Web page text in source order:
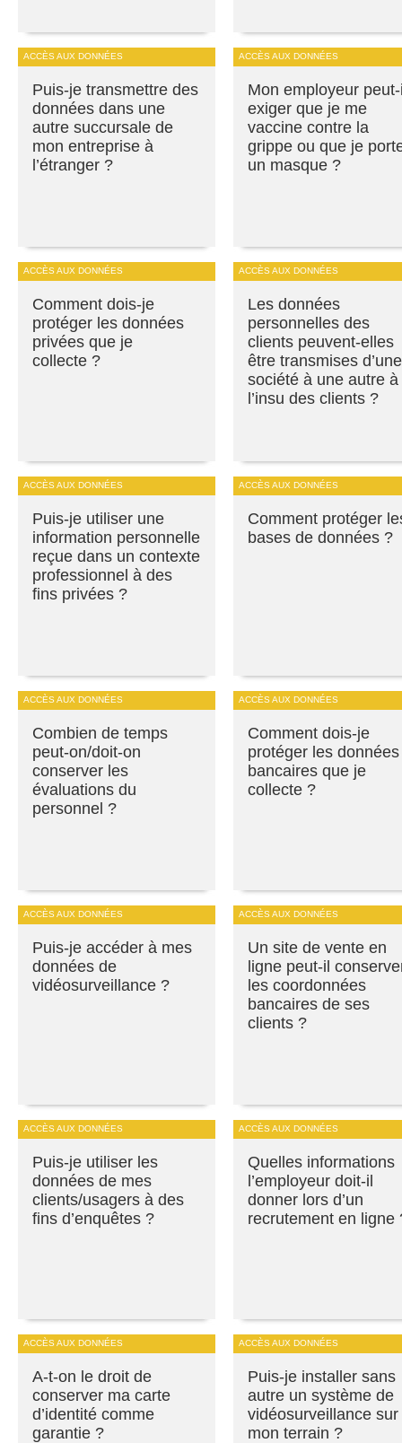
ACCÈS AUX DONNÉES
Puis-je transmettre des
données dans une
autre succursale de
mon entreprise à
l’étranger ?
ACCÈS AUX DONNÉES
Mon employeur
exiger que je me
vaccine contre la
grippe ou que je
un masque ?
ACCÈS AUX DONNÉES
Comment dois-je
protéger les données
privées que je
collecte ?
ACCÈS AUX DONNÉES
Les données
personnelles des
clients peuvent-elles
être transmises d’une
société à une autre à
l’insu des clients ?
ACCÈS AUX DONNÉES
Puis-je utiliser une
information personnelle
reçue dans un contexte
professionnel à des
fins privées ?
ACCÈS AUX DONNÉES
Comment protéger
bases de données ?
ACCÈS AUX DONNÉES
Combien de temps
peut-on/doit-on
conserver les
évaluations du
personnel ?
ACCÈS AUX DONNÉES
Comment dois-je
protéger les données
bancaires que je
collecte ?
ACCÈS AUX DONNÉES
Puis-je accéder à mes
données de
vidéosurveillance ?
ACCÈS AUX DONNÉES
Un site de vente en
ligne peut-il
les coordonnées
bancaires de ses
clients ?
ACCÈS AUX DONNÉES
Puis-je utiliser les
données de mes
clients/usagers à des
fins d’enquêtes ?
ACCÈS AUX DONNÉES
Quelles informations
l’employeur doit-il
donner lors d’un
recrutement en ligne
ACCÈS AUX DONNÉES
A-t-on le droit de
conserver ma carte
d’identité comme
garantie ?
ACCÈS AUX DONNÉES
Puis-je installer sans
autre un système de
vidéosurveillance sur
mon terrain ?